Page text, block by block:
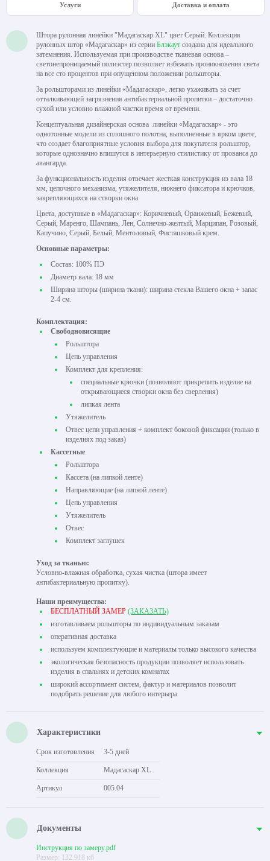
Услуги Доставка и оплата
Штора рулонная линейки "Мадагаскар XL" цвет Серый. Коллекция
рулонных штор «Мадагаскар» из серии Блэкаут создана для идеального
затемнения. Используемая при производстве тканевая основа –
светонепроницаемый полиэстер позволяет избежать проникновения света
на все сто процентов при опущенном положении рольшторы.
За рольшторами из линейки «Мадагаскар», легко ухаживать за счет
отталкивающей загрязнения антибактериальной пропитки – достаточно
сухой или условно влажной чистки время от времени.
Концептуальная дизайнерская основа линейки «Мадагаскар» - это
однотонные модели из сплошного полотна, выполненные в ярком цвете,
что создает благоприятные условия выбора для покупателя рольштор,
которые однозначно впишутся в интерьерную стилистику от прованса до
авангарда.
За функциональность изделия отвечает жесткая конструкция из вала 18
мм, цепочного механизма, утяжелителя, нижнего фиксатора и крючков,
закрепляющихся на створки окна.
Цвета, доступные в «Мадагаскар»: Коричневый, Оранжевый, Бежевый,
Серый, Маренго, Шампань, Лен, Солнечно-желтый, Марципан, Розовый,
Капучино, Серый, Белый, Ментоловый, Фисташковый крем.
Основные параметры:
Состав: 100% ПЭ
Диаметр вала: 18 мм
Ширина шторы (ширина ткани): ширина стекла Вашего окна + запас
2-4 см.
Комплектация:
Свободновисящие
Рольштора
Цепь управления
Комплект для крепления:
специальные крючки (позволяют прикрепить изделие на
открывающиеся створки окна без сверления)
липкая лента
Утяжелитель
Отвес цепи управления + комплект боковой фиксации (только в
изделиях под заказ)
Кассетные
Рольштора
Кассета (на липкой ленте)
Направляющие (на липкой ленте)
Цепь управления
Утяжелитель
Отвес
Комплект заглушек
Уход за тканью:
Условно-влажная обработка, сухая чистка (штора имеет
антибактериальную пропитку).
Наши преимущества:
БЕСПЛАТНЫЙ ЗАМЕР (ЗАКАЗАТЬ)
изготавливаем рольшторы по индивидуальным заказам
оперативная доставка
используем комплектующие и материалы только высокого качества
экологическая безопасность продукции позволяет использовать
изделия в спальнях и детских комнатах
широкий ассортимент систем, фактур и материалов позволит
подобрать решение для любого интерьера
Характеристики
Срок изготовления 3-5 дней
Коллекция Мадагаскар XL
Артикул 005.04
Документы
Инструкция по замеру.pdf
Размер: 132.918 кб